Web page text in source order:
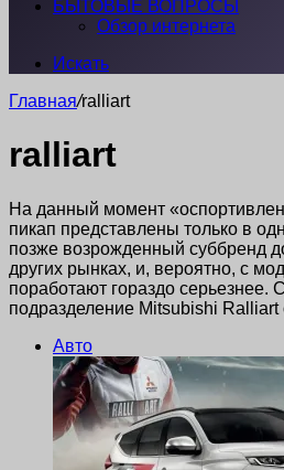
БЫТОВЫЕ ВОПРОСЫ
Обзор интернета
Искать
Главная/ralliart
ralliart
На данный момент
пикап представлены только в
позже возрожденный суббренд
других рынках, и, вероятно, с
поработают гораздо серьезнее.
подразделение Mitsubishi
Авто